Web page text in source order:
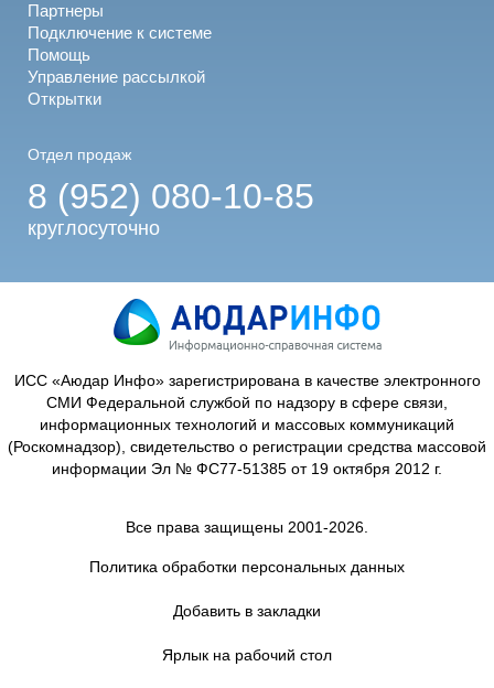
Партнеры
Подключение к системе
Помощь
Управление рассылкой
Открытки
Отдел продаж
8 (952) 080-10-85
круглосуточно
ИСС «Аюдар Инфо» зарегистрирована в качестве электронного
СМИ Федеральной службой по надзору в сфере связи,
информационных технологий и массовых коммуникаций
(Роскомнадзор), свидетельство о регистрации средства массовой
информации Эл № ФС77-51385 от 19 октября 2012 г.
Все права защищены 2001-2026.
Политика обработки персональных данных
Добавить в закладки
Ярлык на рабочий стол